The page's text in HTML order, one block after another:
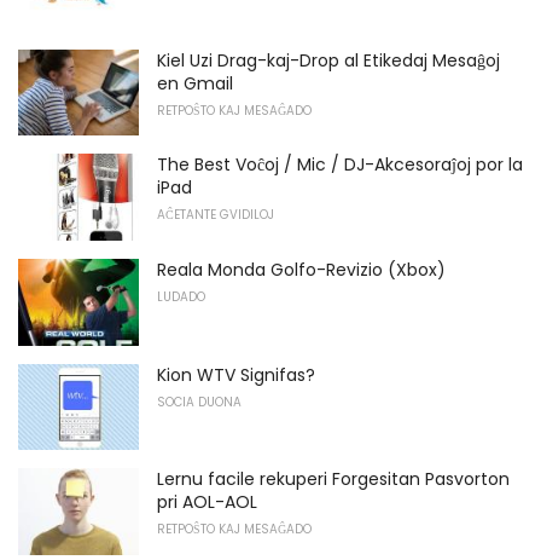
Kiel Uzi Drag-kaj-Drop al Etikedaj Mesaĝoj
en Gmail
RETPOŜTO KAJ MESAĜADO
The Best Voĉoj / Mic / DJ-Akcesoraĵoj por la
iPad
AĈETANTE GVIDILOJ
Reala Monda Golfo-Revizio (Xbox)
LUDADO
Kion WTV Signifas?
SOCIA DUONA
Lernu facile rekuperi Forgesitan Pasvorton
pri AOL-AOL
RETPOŜTO KAJ MESAĜADO